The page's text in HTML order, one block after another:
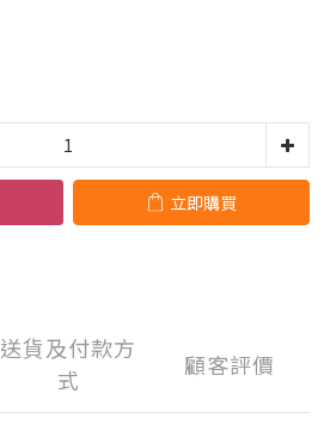
立即購買
送貨及付款方
式
顧客評價